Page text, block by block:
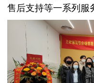
售后支持等一系列服